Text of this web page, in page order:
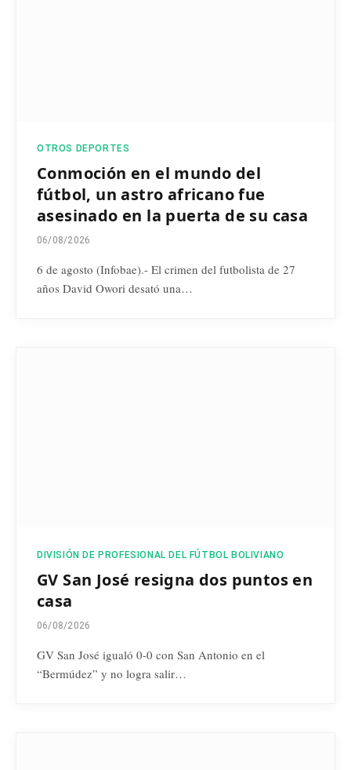
OTROS DEPORTES
Conmoción en el mundo del
fútbol, un astro africano fue
asesinado en la puerta de su casa
06/08/2026
6 de agosto (Infobae).- El crimen del futbolista de 27
años David Owori desató una…
DIVISIÓN DE PROFESIONAL DEL FÚTBOL BOLIVIANO
GV San José resigna dos puntos en
casa
06/08/2026
GV San José igualó 0-0 con San Antonio en el
“Bermúdez” y no logra salir…